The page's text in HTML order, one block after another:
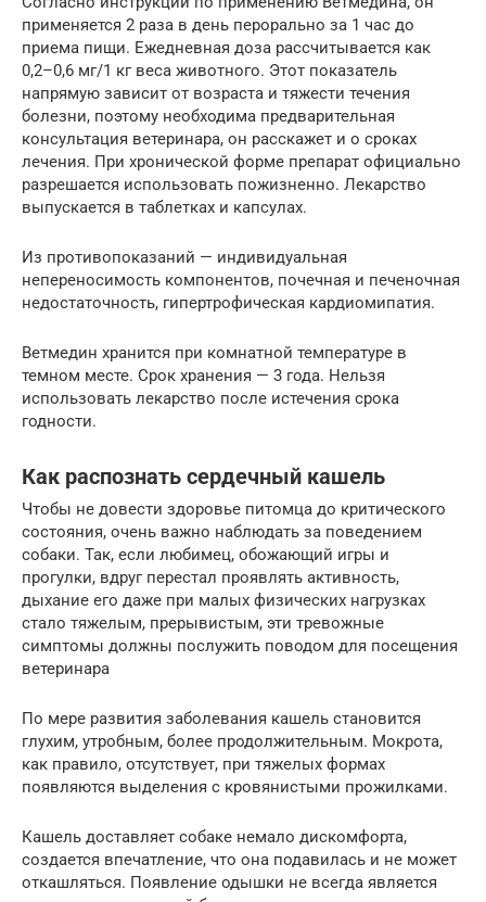
применяется 2 раза в день перорально за 1 час до
приема пищи. Ежедневная доза рассчитывается как
0,2–0,6 мг/1 кг веса животного. Этот показатель
напрямую зависит от возраста и тяжести течения
болезни, поэтому необходима предварительная
консультация ветеринара, он расскажет и о сроках
лечения. При хронической форме препарат официально
разрешается использовать пожизненно. Лекарство
выпускается в таблетках и капсулах.
Из противопоказаний — индивидуальная
непереносимость компонентов, почечная и печеночная
недостаточность, гипертрофическая кардиомипатия.
Ветмедин хранится при комнатной температуре в
темном месте. Срок хранения — 3 года. Нельзя
использовать лекарство после истечения срока
годности.
Как распознать сердечный кашель
Чтобы не довести здоровье питомца до критического
состояния, очень важно наблюдать за поведением
собаки. Так, если любимец, обожающий игры и
прогулки, вдруг перестал проявлять активность,
дыхание его даже при малых физических нагрузках
стало тяжелым, прерывистым, эти тревожные
симптомы должны послужить поводом для посещения
ветеринара
По мере развития заболевания кашель становится
глухим, утробным, более продолжительным. Мокрота,
как правило, отсутствует, при тяжелых формах
появляются выделения с кровянистыми прожилками.
Кашель доставляет собаке немало дискомфорта,
создается впечатление, что она подавилась и не может
откашляться. Появление одышки не всегда является